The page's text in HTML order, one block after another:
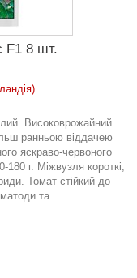
F1 8 шт.
Високоврожайний
ранньою віддачею
яскраво-червоного
г. Міжвузля короткі,
Томат стійкий до
та...